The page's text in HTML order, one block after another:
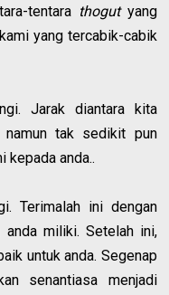
tentara thogutyang
yang tercabik-cabik
Jarak diantara kita
namun tak sedikit pun
kepada anda..
Terimalah ini dengan
miliki. Setelah ini,
untuk anda. Segenap
senantiasa menjadi